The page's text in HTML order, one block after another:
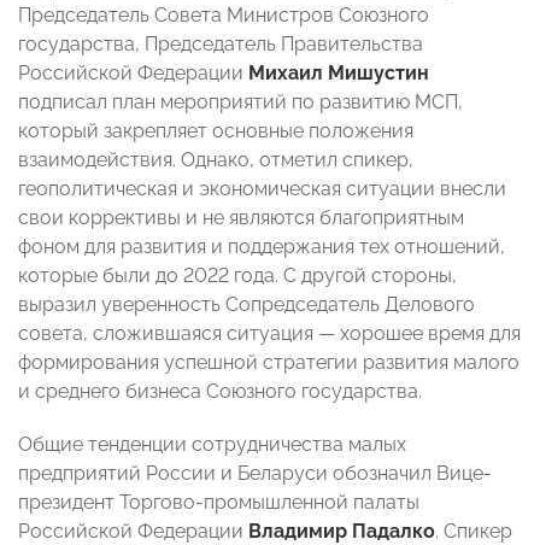
Председатель Совета Министров Союзного
государства, Председатель Правительства
Российской Федерации Михаил Мишустин
подписал план мероприятий по развитию МСП,
который закрепляет основные положения
взаимодействия. Однако, отметил спикер,
геополитическая и экономическая ситуации внесли
свои коррективы и не являются благоприятным
фоном для развития и поддержания тех отношений,
которые были до 2022 года. С другой стороны,
выразил уверенность Сопредседатель Делового
совета, сложившаяся ситуация — хорошее время для
формирования успешной стратегии развития малого
и среднего бизнеса Союзного государства.
Общие тенденции сотрудничества малых
предприятий России и Беларуси обозначил Вице-
президент Торгово-промышленной палаты
Российской Федерации Владимир Падалко. Спикер